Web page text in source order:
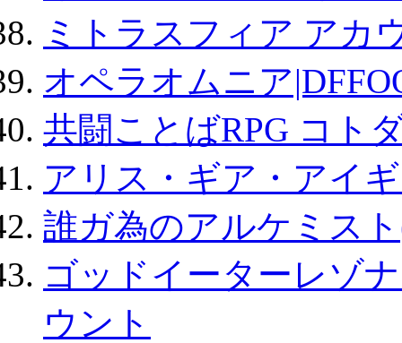
ミトラスフィア アカ
オペラオムニア
共闘ことばRPG コト
アリス・ギア・アイ
誰ガ為のアルケミス
ゴッドイーターレゾ
ウント